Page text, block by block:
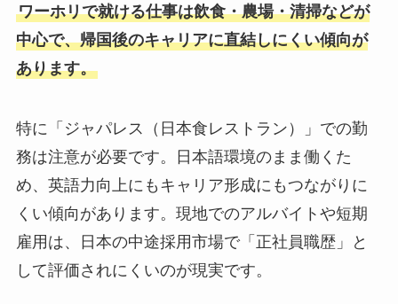
ワーホリで就ける仕事は飲食・農場・清掃などが
中心で、帰国後のキャリアに直結しにくい傾向が
あります。
特に「ジャパレス（日本食レストラン）」での勤
務は注意が必要です。日本語環境のまま働くた
め、英語力向上にもキャリア形成にもつながりに
くい傾向があります。現地でのアルバイトや短期
雇用は、日本の中途採用市場で「正社員職歴」と
して評価されにくいのが現実です。